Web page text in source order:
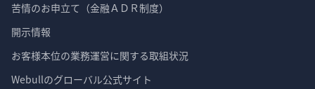
苦情のお申立て（金融ＡＤＲ制度）
開示情報
お客様本位の業務運営に関する取組状況
Webullのグローバル公式サイト